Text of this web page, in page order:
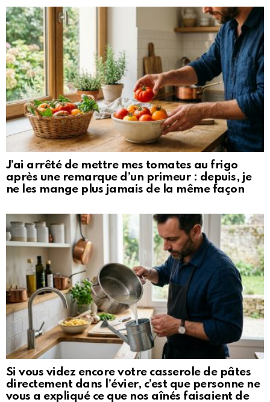
J’ai arrêté de mettre mes tomates au frigo
après une remarque d’un primeur : depuis, je
ne les mange plus jamais de la même façon
Si vous videz encore votre casserole de pâtes
directement dans l’évier, c’est que personne ne
vous a expliqué ce que nos aînés faisaient de